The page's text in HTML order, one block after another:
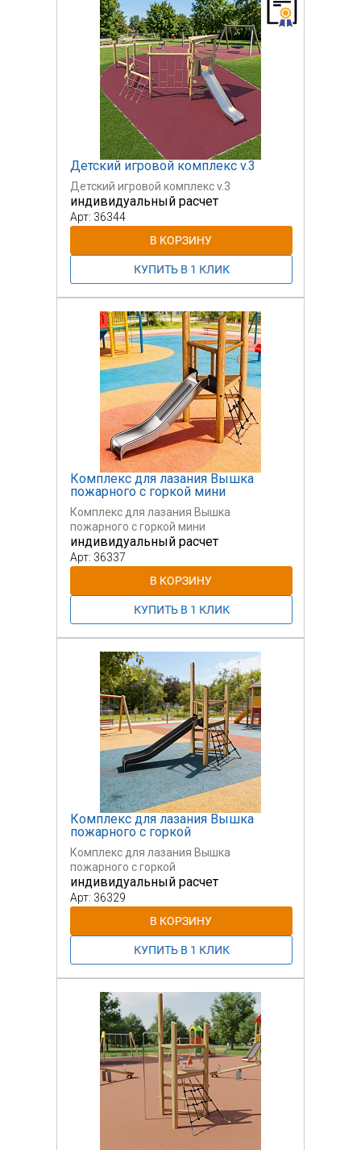
Детский игровой комплекс v.3
Детский игровой комплекс v.3
индивидуальный расчет
Арт: 36344
Комплекс для лазания Вышка
пожарного с горкой мини
Комплекс для лазания Вышка
пожарного с горкой мини
индивидуальный расчет
Арт: 36337
Комплекс для лазания Вышка
пожарного с горкой
Комплекс для лазания Вышка
пожарного с горкой
индивидуальный расчет
Арт: 36329